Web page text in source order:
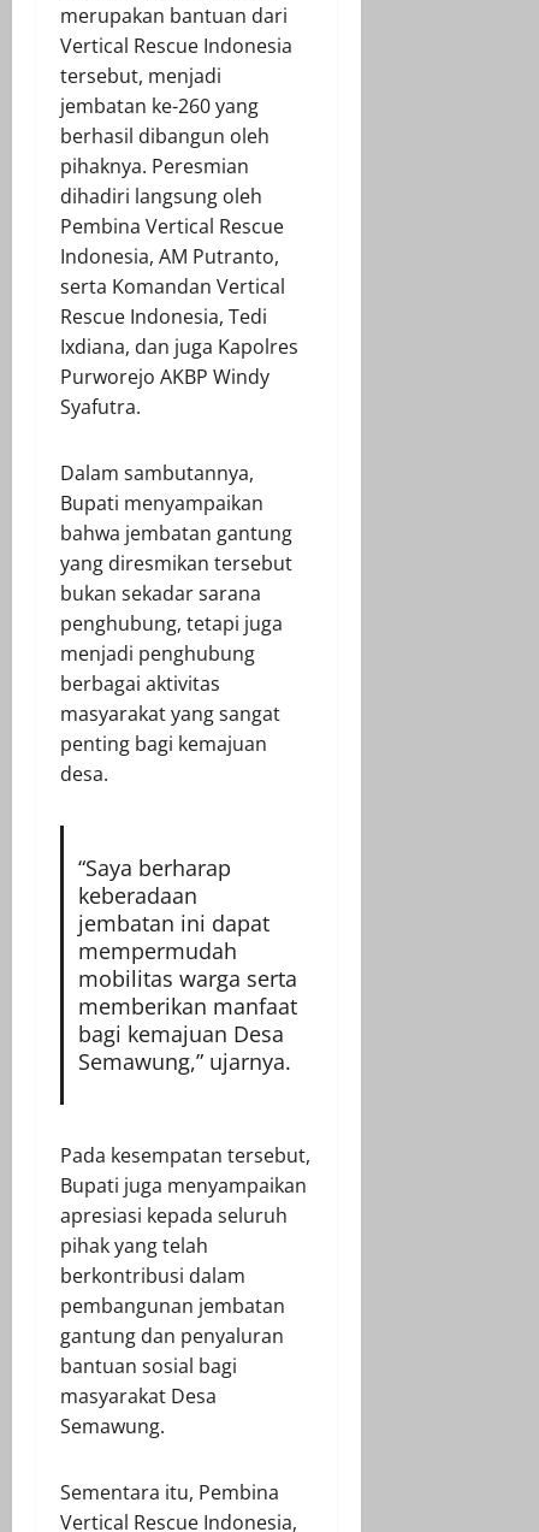
merupakan bantuan dari
Vertical Rescue Indonesia
tersebut, menjadi
jembatan ke-260 yang
berhasil dibangun oleh
pihaknya. Peresmian
dihadiri langsung oleh
Pembina Vertical Rescue
Indonesia, AM Putranto,
serta Komandan Vertical
Rescue Indonesia, Tedi
Ixdiana, dan juga Kapolres
Purworejo AKBP Windy
Syafutra.
Dalam sambutannya,
Bupati menyampaikan
bahwa jembatan gantung
yang diresmikan tersebut
bukan sekadar sarana
penghubung, tetapi juga
menjadi penghubung
berbagai aktivitas
masyarakat yang sangat
penting bagi kemajuan
desa.
“Saya berharap
keberadaan
jembatan ini dapat
mempermudah
mobilitas warga serta
memberikan manfaat
bagi kemajuan Desa
Semawung,” ujarnya.
Pada kesempatan tersebut,
Bupati juga menyampaikan
apresiasi kepada seluruh
pihak yang telah
berkontribusi dalam
pembangunan jembatan
gantung dan penyaluran
bantuan sosial bagi
masyarakat Desa
Semawung.
Sementara itu, Pembina
Vertical Rescue Indonesia,